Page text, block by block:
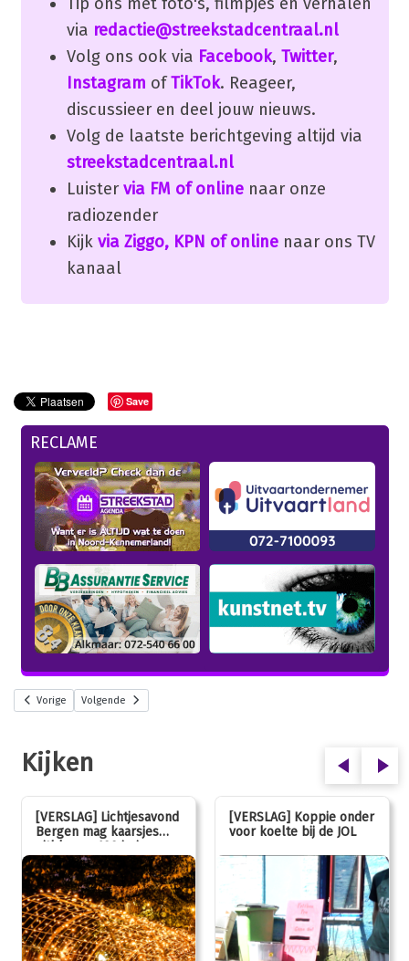
via redactie@streekstadcentraal.nl
Volg ons ook via Facebook, Twitter,
Instagram ofTikTok. Reageer,
discussieer en deel jouw nieuws.
Volg de laatste berichtgeving altijd via
streekstadcentraal.nl
Luister via FM of onlinenaar onze
radiozender
Kijk via Ziggo, KPN of onlinenaar ons TV
kanaal
Save
RECLAME
Vorige Volgende
Kijken
[VERSLAG] Lichtjesavond
Bergen mag kaarsjes
uitblazen: 100 jarig
jubileum!
[VERSLAG] Koppie onder
voor koelte bij de JOL